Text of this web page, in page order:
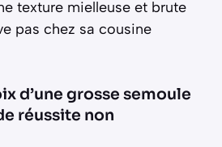
texture mielleuse et brute
pas chez sa cousine
d’une grosse semoule
réussite non